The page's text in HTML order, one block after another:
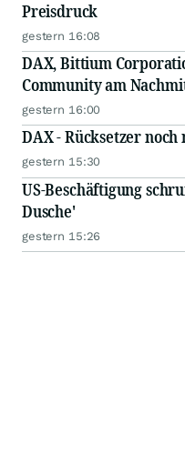
Preisdruck
gestern 16:08
DAX, Bittium
Community am
gestern 16:00
DAX - Rücksetzer
gestern 15:30
US-Beschäftigung
Dusche'
gestern 15:26